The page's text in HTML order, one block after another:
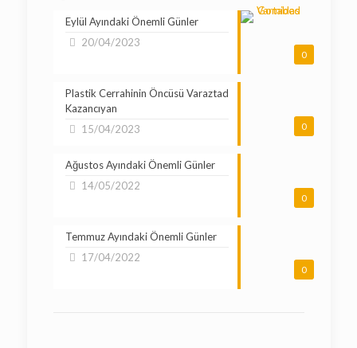
0
Eylül Ayındaki Önemli Günler
20/04/2023
0
Plastik Cerrahinin Öncüsü Varaztad
Kazancıyan
15/04/2023
0
Ağustos Ayındaki Önemli Günler
14/05/2022
0
Temmuz Ayındaki Önemli Günler
17/04/2022